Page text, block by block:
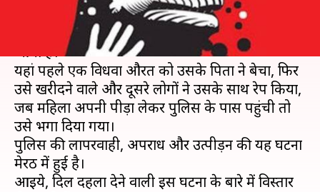
उत्तर प्रदेश में मानवता को शर्मसार करने वाला मामला सामने
आया है।
यहां पहले एक विधवा औरत को उसके पिता ने बेचा, फिर
उसे खरीदने वाले और दूसरे लोगों ने उसके साथ रेप किया,
जब महिला अपनी पीड़ा लेकर पुलिस के पास पहुंची तो
उसे भगा दिया गया।
पुलिस की लापरवाही, अपराध और उत्पीड़न की यह घटना
मेरठ में हुई है।
आइये, दिल दहला देने वाली इस घटना के बारे में विस्तार